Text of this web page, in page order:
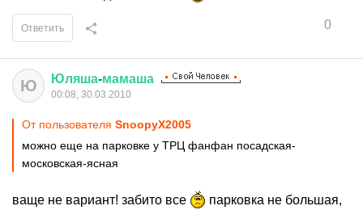
0
Ответить
Ю Юляша-мамаша
00:08, 30.03.2010
От пользователя SnoopyX2005
можно еще на парковке у ТРЦ фанфан посадская-
московская-ясная
ваще не вариант! забито все
парковка не большая,